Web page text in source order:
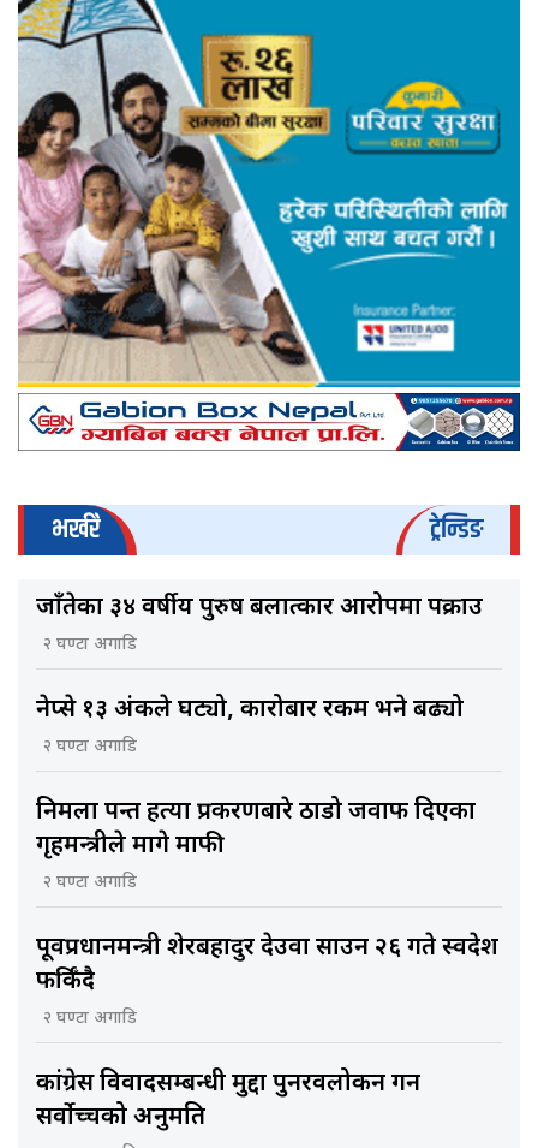
भर्खरै ट्रेन्डिङ
जाँतेका ३४ वर्षीय पुरुष बलात्कार आरोपमा पक्राउ
२ घण्टा अगाडि
नेप्से १३ अंकले घट्यो, कारोबार रकम भने बढ्यो
२ घण्टा अगाडि
निर्मला पन्त हत्या प्रकरणबारे ठाडो जवाफ दिएका
गृहमन्त्रीले मागे माफी
२ घण्टा अगाडि
पूर्वप्रधानमन्त्री शेरबहादुर देउवा साउन २६ गते स्वदेश
फर्किँदै
२ घण्टा अगाडि
कांग्रेस विवादसम्बन्धी मुद्दा पुनरवलोकन गर्न
सर्वोच्चको अनुमति